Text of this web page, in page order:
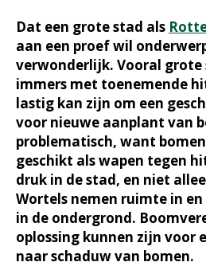
Dat een grote stad als
aan een proef wil
verwonderlijk. Vooral grote
immers met toenemende
lastig kan zijn om een
voor nieuwe aanplant van
problematisch, want
geschikt als wapen tegen
druk in de stad, en niet
Wortels nemen ruimte in
in de ondergrond.
oplossing kunnen zijn voor
naar schaduw van bomen.